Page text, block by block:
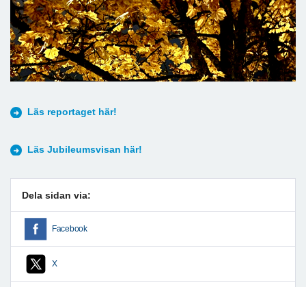
Läs reportaget här!
Läs Jubileumsvisan här!
Dela sidan via:
Facebook
X